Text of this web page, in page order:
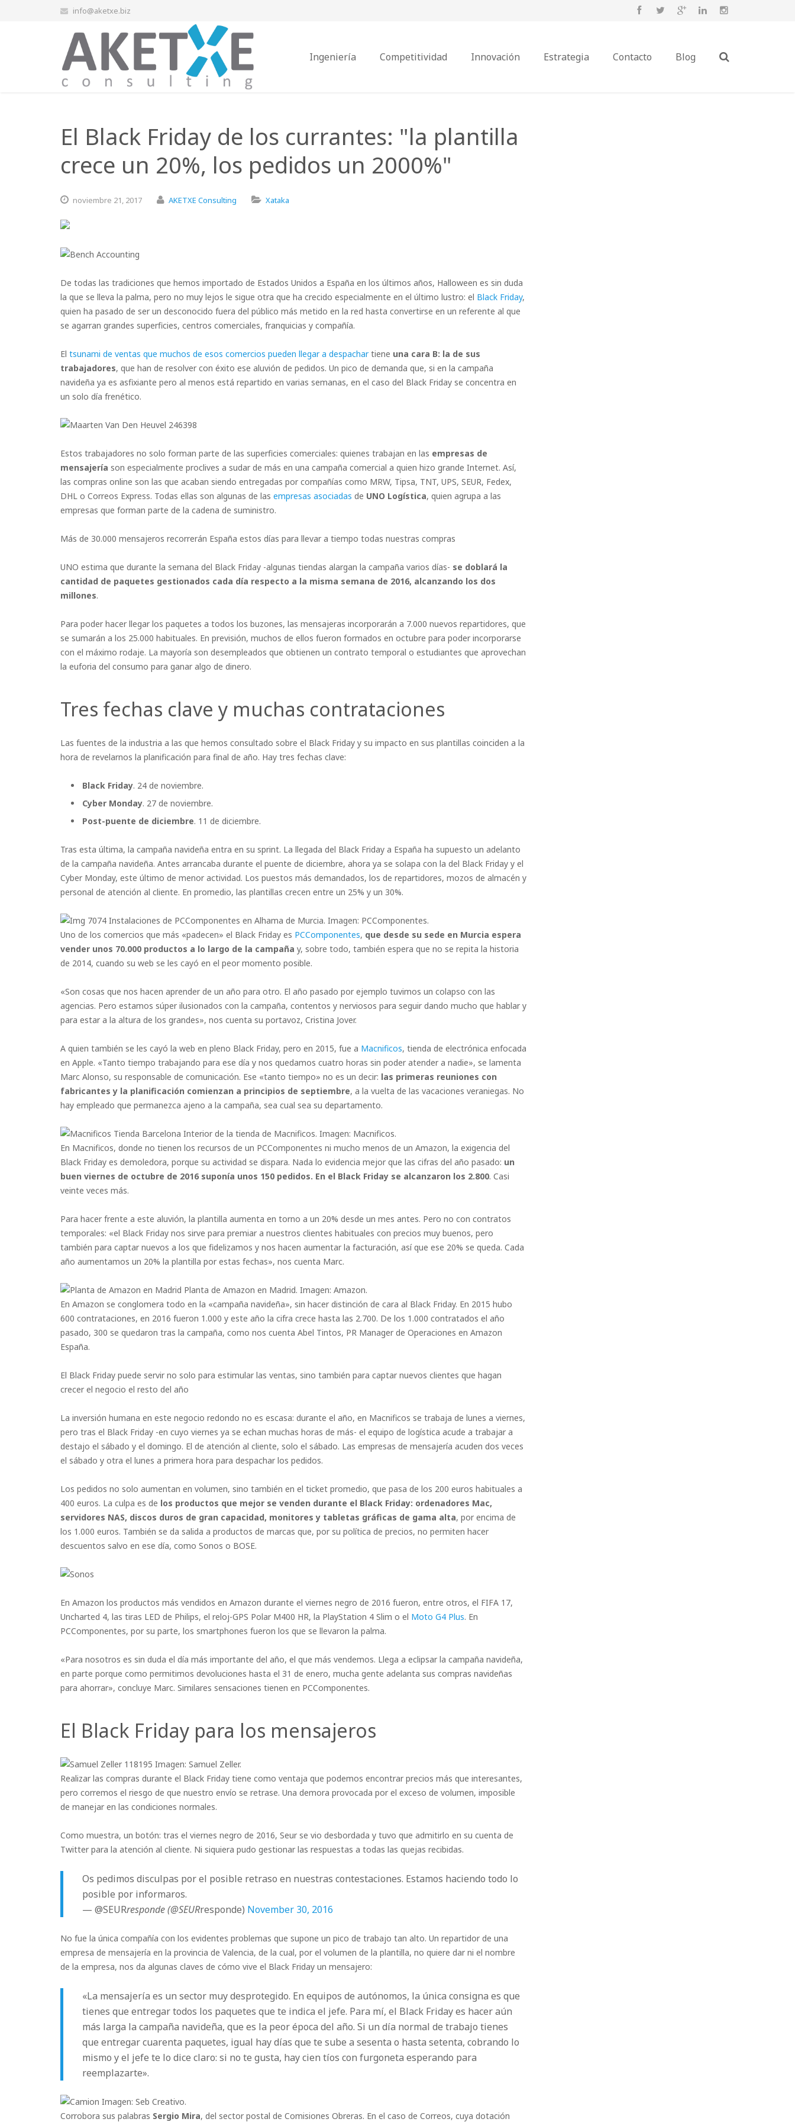
info@aketxe.biz
Ingeniería Competitividad Innovación Estrategia Contacto Blog
El Black Friday de los currantes: "la plantilla
crece un 20%, los pedidos un 2000%"
noviembre 21, 2017 AKETXE Consulting Xataka
De todas las tradiciones que hemos importado de Estados Unidos a España en los últimos años, Halloween es sin duda
la que se lleva la palma, pero no muy lejos le sigue otra que ha crecido especialmente en el último lustro: el Black Friday,
quien ha pasado de ser un desconocido fuera del público más metido en la red hasta convertirse en un referente al que
se agarran grandes superficies, centros comerciales, franquicias y compañía.
El tsunami de ventas que muchos de esos comercios pueden llegar a despachartiene una cara B: la de sus
trabajadores, que han de resolver con éxito ese aluvión de pedidos. Un pico de demanda que, si en la campaña
navideña ya es asfixiante pero al menos está repartido en varias semanas, en el caso del Black Friday se concentra en
un solo día frenético.
Estos trabajadores no solo forman parte de las superficies comerciales: quienes trabajan en las empresas de
mensajería son especialmente proclives a sudar de más en una campaña comercial a quien hizo grande Internet. Así,
las compras online son las que acaban siendo entregadas por compañías como MRW, Tipsa, TNT, UPS, SEUR, Fedex,
DHL o Correos Express. Todas ellas son algunas de las empresas asociadas de UNO Logística, quien agrupa a las
empresas que forman parte de la cadena de suministro.
Más de 30.000 mensajeros recorrerán España estos días para llevar a tiempo todas nuestras compras
UNO estima que durante la semana del Black Friday -algunas tiendas alargan la campaña varios días- se doblará la
cantidad de paquetes gestionados cada día respecto a la misma semana de 2016, alcanzando los dos
millones.
Para poder hacer llegar los paquetes a todos los buzones, las mensajeras incorporarán a 7.000 nuevos repartidores, que
se sumarán a los 25.000 habituales. En previsión, muchos de ellos fueron formados en octubre para poder incorporarse
con el máximo rodaje. La mayoría son desempleados que obtienen un contrato temporal o estudiantes que aprovechan
la euforia del consumo para ganar algo de dinero.
Tres fechas clave y muchas contrataciones
Las fuentes de la industria a las que hemos consultado sobre el Black Friday y su impacto en sus plantillas coinciden a la
hora de revelarnos la planificación para final de año. Hay tres fechas clave:
Black Friday. 24 de noviembre.
Cyber Monday. 27 de noviembre.
Post-puente de diciembre. 11 de diciembre.
Tras esta última, la campaña navideña entra en su sprint. La llegada del Black Friday a España ha supuesto un adelanto
de la campaña navideña. Antes arrancaba durante el puente de diciembre, ahora ya se solapa con la del Black Friday y el
Cyber Monday, este último de menor actividad. Los puestos más demandados, los de repartidores, mozos de almacén y
personal de atención al cliente. En promedio, las plantillas crecen entre un 25% y un 30%.
Instalaciones de PCComponentes en Alhama de Murcia. Imagen: PCComponentes.
Uno de los comercios que más «padecen» el Black Friday es PCComponentes, que desde su sede en Murcia espera
vender unos 70.000 productos a lo largo de la campaña y, sobre todo, también espera que no se repita la historia
de 2014, cuando su web se les cayó en el peor momento posible.
«Son cosas que nos hacen aprender de un año para otro. El año pasado por ejemplo tuvimos un colapso con las
agencias. Pero estamos súper ilusionados con la campaña, contentos y nerviosos para seguir dando mucho que hablar y
para estar a la altura de los grandes», nos cuenta su portavoz, Cristina Jover.
A quien también se les cayó la web en pleno Black Friday, pero en 2015, fue a Macnificos, tienda de electrónica enfocada
en Apple. «Tanto tiempo trabajando para ese día y nos quedamos cuatro horas sin poder atender a nadie», se lamenta
Marc Alonso, su responsable de comunicación. Ese «tanto tiempo» no es un decir: las primeras reuniones con
fabricantes y la planificación comienzan a principios de septiembre, a la vuelta de las vacaciones veraniegas. No
hay empleado que permanezca ajeno a la campaña, sea cual sea su departamento.
Interior de la tienda de Macnificos. Imagen: Macnificos.
En Macnificos, donde no tienen los recursos de un PCComponentes ni mucho menos de un Amazon, la exigencia del
Black Friday es demoledora, porque su actividad se dispara. Nada lo evidencia mejor que las cifras del año pasado: un
buen viernes de octubre de 2016 suponía unos 150 pedidos. En el Black Friday se alcanzaron los 2.800. Casi
veinte veces más.
Para hacer frente a este aluvión, la plantilla aumenta en torno a un 20% desde un mes antes. Pero no con contratos
temporales: «el Black Friday nos sirve para premiar a nuestros clientes habituales con precios muy buenos, pero
también para captar nuevos a los que fidelizamos y nos hacen aumentar la facturación, así que ese 20% se queda. Cada
año aumentamos un 20% la plantilla por estas fechas», nos cuenta Marc.
Planta de Amazon en Madrid. Imagen: Amazon.
En Amazon se conglomera todo en la «campaña navideña», sin hacer distinción de cara al Black Friday. En 2015 hubo
600 contrataciones, en 2016 fueron 1.000 y este año la cifra crece hasta las 2.700. De los 1.000 contratados el año
pasado, 300 se quedaron tras la campaña, como nos cuenta Abel Tintos, PR Manager de Operaciones en Amazon
España.
El Black Friday puede servir no solo para estimular las ventas, sino también para captar nuevos clientes que hagan
crecer el negocio el resto del año
La inversión humana en este negocio redondo no es escasa: durante el año, en Macnificos se trabaja de lunes a viernes,
pero tras el Black Friday -en cuyo viernes ya se echan muchas horas de más- el equipo de logística acude a trabajar a
destajo el sábado y el domingo. El de atención al cliente, solo el sábado. Las empresas de mensajería acuden dos veces
el sábado y otra el lunes a primera hora para despachar los pedidos.
Los pedidos no solo aumentan en volumen, sino también en el ticket promedio, que pasa de los 200 euros habituales a
400 euros. La culpa es de los productos que mejor se venden durante el Black Friday: ordenadores Mac,
servidores NAS, discos duros de gran capacidad, monitores y tabletas gráficas de gama alta, por encima de
los 1.000 euros. También se da salida a productos de marcas que, por su política de precios, no permiten hacer
descuentos salvo en ese día, como Sonos o BOSE.
En Amazon los productos más vendidos en Amazon durante el viernes negro de 2016 fueron, entre otros, el FIFA 17,
Uncharted 4, las tiras LED de Philips, el reloj-GPS Polar M400 HR, la PlayStation 4 Slim o el Moto G4 Plus. En
PCComponentes, por su parte, los smartphones fueron los que se llevaron la palma.
«Para nosotros es sin duda el día más importante del año, el que más vendemos. Llega a eclipsar la campaña navideña,
en parte porque como permitimos devoluciones hasta el 31 de enero, mucha gente adelanta sus compras navideñas
para ahorrar», concluye Marc. Similares sensaciones tienen en PCComponentes.
El Black Friday para los mensajeros
Imagen: Samuel Zeller.
Realizar las compras durante el Black Friday tiene como ventaja que podemos encontrar precios más que interesantes,
pero corremos el riesgo de que nuestro envío se retrase. Una demora provocada por el exceso de volumen, imposible
de manejar en las condiciones normales.
Como muestra, un botón: tras el viernes negro de 2016, Seur se vio desbordada y tuvo que admitirlo en su cuenta de
Twitter para la atención al cliente. Ni siquiera pudo gestionar las respuestas a todas las quejas recibidas.
Os pedimos disculpas por el posible retraso en nuestras contestaciones. Estamos haciendo todo lo
posible por informaros.
— @SEURresponde (@SEURresponde) November 30, 2016
No fue la única compañía con los evidentes problemas que supone un pico de trabajo tan alto. Un repartidor de una
empresa de mensajería en la provincia de Valencia, de la cual, por el volumen de la plantilla, no quiere dar ni el nombre
de la empresa, nos da algunas claves de cómo vive el Black Friday un mensajero:
«La mensajería es un sector muy desprotegido. En equipos de autónomos, la única consigna es que
tienes que entregar todos los paquetes que te indica el jefe. Para mí, el Black Friday es hacer aún
más larga la campaña navideña, que es la peor época del año. Si un día normal de trabajo tienes
que entregar cuarenta paquetes, igual hay días que te sube a sesenta o hasta setenta, cobrando lo
mismo y el jefe te lo dice claro: si no te gusta, hay cien tíos con furgoneta esperando para
reemplazarte».
Imagen: Seb Creativo.
Corrobora sus palabras Sergio Mira, del sector postal de Comisiones Obreras. En el caso de Correos, cuya dotación